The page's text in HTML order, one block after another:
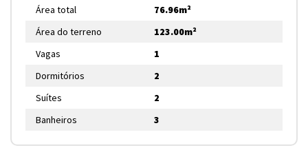
Área total
76.96m²
Área do terreno
123.00m²
Vagas
1
Dormitórios
2
Suítes
2
Banheiros
3